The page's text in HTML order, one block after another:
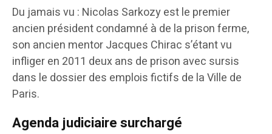
Du jamais vu : Nicolas Sarkozy est le premier
ancien président condamné à de la prison ferme,
son ancien mentor Jacques Chirac s’étant vu
infliger en 2011 deux ans de prison avec sursis
dans le dossier des emplois fictifs de la Ville de
Paris.
Agenda judiciaire surchargé